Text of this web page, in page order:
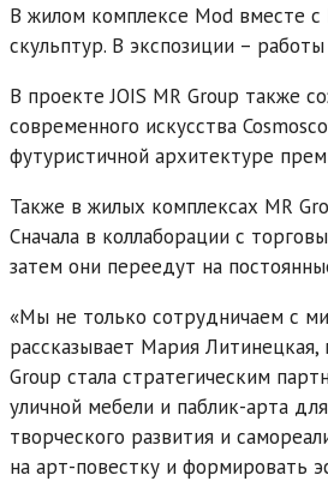
В жилом комплексе Mod вместе
скульптур. В экспозиции –
В проекте JOIS MR Group также
современного искусства
футуристичной архитектуре
Также в жилых комплексах MR
Сначала в коллаборации с
затем они переедут на
«Мы не только сотрудничаем с
рассказывает Мария
Group стала стратегическим
уличной мебели и паблик-арта
творческого развития и
на арт-повестку и формировать